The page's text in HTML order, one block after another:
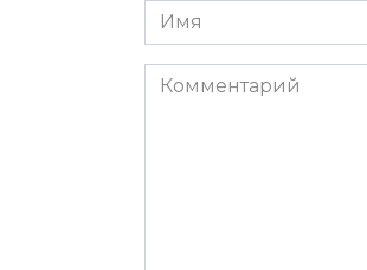
Имя
*
Комментарий